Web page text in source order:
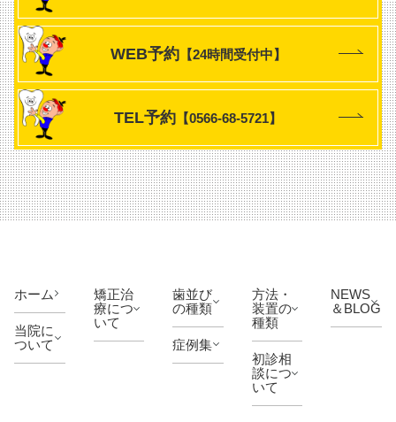
WEB予約【24時間受付中】
TEL予約 【0566-68-5721】
ホーム
当院に
ついて
矯正治
療につ
いて
歯並び
の種類
症例集
方法・
装置の
種類
初診相
談につ
いて
NEWS
＆BLOG